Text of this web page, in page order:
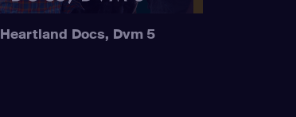
Heartland Docs, Dvm 5